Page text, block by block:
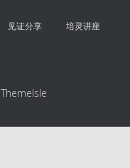
见证分享 培灵讲座
ThemeIsle